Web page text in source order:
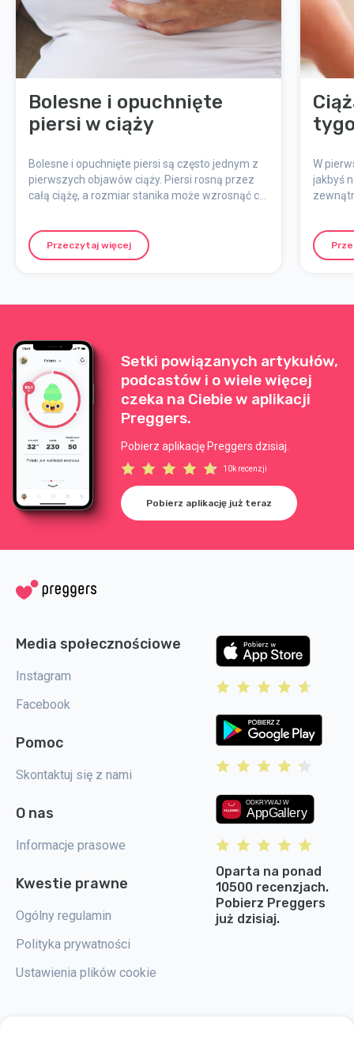
Bolesne i opuchnięte
piersi w ciąży
Bolesne i opuchnięte piersi są często jednym z
pierwszych objawów ciąży. Piersi rosną przez
całą ciążę, a rozmiar stanika może wzrosnąć co
jeszcze większego rozmiaru.
Przeczytaj więcej
W
jakbyś
Setki powiązanych artykułów,
podcastów i o wiele więcej
czeka na Ciebie w aplikacji
Preggers.
Pobierz aplikację Preggers dzisiaj.
10k recenzji
Pobierz aplikację już teraz
Media społecznościowe
Instagram
Facebook
Pomoc
Skontaktuj się z nami
O nas
Informacje prasowe
Kwestie prawne
Ogólny regulamin
Polityka prywatności
Ustawienia plików cookie
Oparta na ponad
10500 recenzjach.
Pobierz Preggers
już dzisiaj.